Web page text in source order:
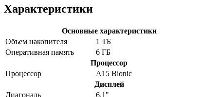
Характеристики
Основные характеристики
Объем накопителя
1 ТБ
Оперативная память
6 ГБ
Процессор
Процессор
A15 Bionic
Дисплей
Диагональ
6,1"